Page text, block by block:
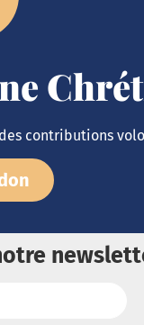
contributions